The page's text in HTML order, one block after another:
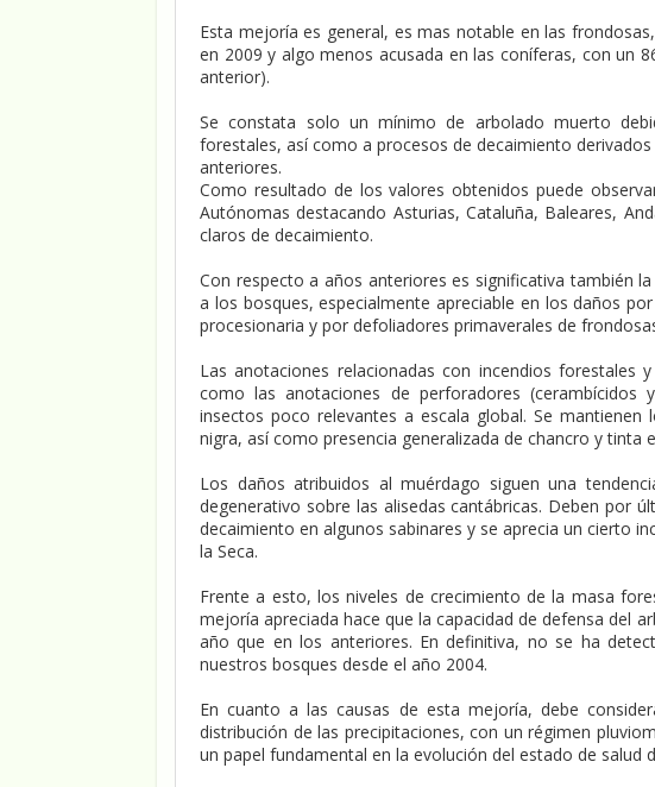
Esta mejoría es general, es mas notable en las
en 2009 y algo menos acusada en las coníferas, con un
anterior).
Se constata solo un mínimo de arbolado muerto
forestales, así como a procesos de decaimiento
anteriores.
Como resultado de los valores obtenidos puede
Autónomas destacando Asturias, Cataluña, Baleares,
claros de decaimiento.
Con respecto a años anteriores es significativa también
a los bosques, especialmente apreciable en los daños
procesionaria y por defoliadores primaverales de
Las anotaciones relacionadas con incendios
como las anotaciones de perforadores
insectos poco relevantes a escala global. Se
nigra, así como presencia generalizada de chancro y tinta
Los daños atribuidos al muérdago siguen una
degenerativo sobre las alisedas cantábricas. Deben por
decaimiento en algunos sabinares y se aprecia un cierto
la Seca.
Frente a esto, los niveles de crecimiento de la masa
mejoría apreciada hace que la capacidad de defensa del
año que en los anteriores. En definitiva, no se ha
nuestros bosques desde el año 2004.
En cuanto a las causas de esta mejoría, debe
distribución de las precipitaciones, con un régimen
un papel fundamental en la evolución del estado de salud